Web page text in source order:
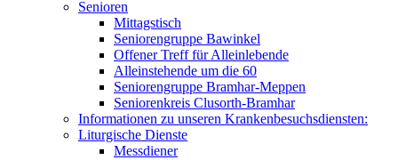
Senioren
Mittagstisch
Seniorengruppe Bawinkel
Offener Treff für Alleinlebende
Alleinstehende um die 60
Seniorengruppe Bramhar-Meppen
Seniorenkreis Clusorth-Bramhar
Informationen zu unseren Krankenbesuchsdiensten:
Liturgische Dienste
Messdiener